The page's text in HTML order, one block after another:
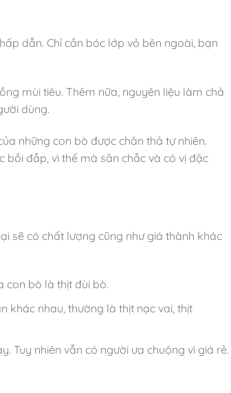
dẫn. Chỉ cần bóc lớp vỏ bên ngoài, bạn
mùi tiêu. Thêm nữa, nguyên liệu làm chả
dùng.
những con bò được chăn thả tự nhiên.
bồi đắp, vì thế mà săn chắc và có vị đặc
sẽ có chất lượng cũng như giá thành khác
con bò là thịt đùi bò.
khác nhau, thường là thịt nạc vai, thịt
Tuy nhiên vẫn có người ưa chuộng vì giá rẻ.